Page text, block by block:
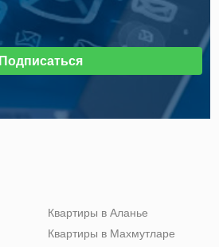
Подписаться
Квартиры в Аланье
Квартиры в Махмутларе